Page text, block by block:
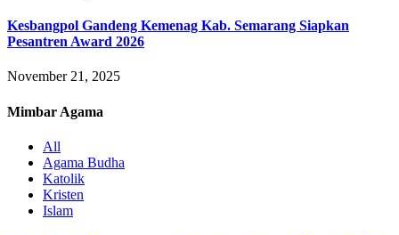
Kesbangpol Gandeng Kemenag Kab. Semarang Siapkan
Pesantren Award 2026
November 21, 2025
Mimbar Agama
All
Agama Budha
Katolik
Kristen
Islam